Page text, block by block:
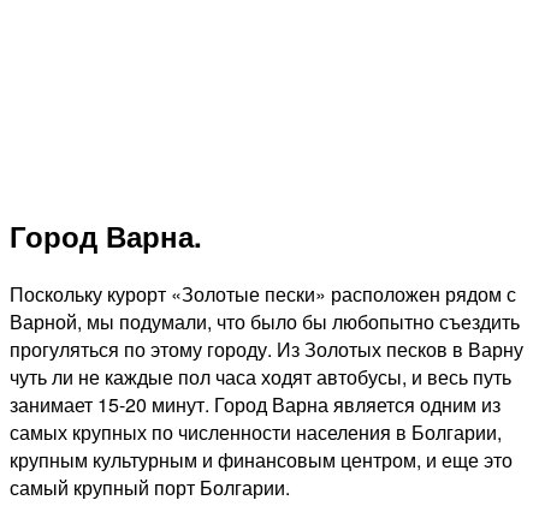
Город Варна.
Поскольку курорт «Золотые пески» расположен рядом с
Варной, мы подумали, что было бы любопытно съездить
прогуляться по этому городу. Из Золотых песков в Варну
чуть ли не каждые пол часа ходят автобусы, и весь путь
занимает 15-20 минут. Город Варна является одним из
самых крупных по численности населения в Болгарии,
крупным культурным и финансовым центром, и еще это
самый крупный порт Болгарии.